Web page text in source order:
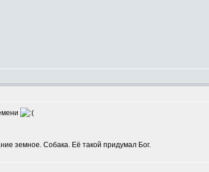
земное. Собака. Её такой придумал Бог.